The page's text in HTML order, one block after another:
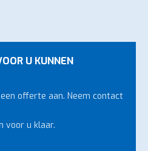
U KUNNEN
offerte aan. Neem contact
voor u klaar.